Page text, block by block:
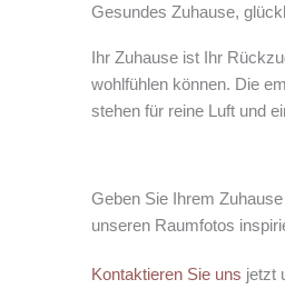
Gesundes Zuhause,
Ihr Zuhause ist Ihr
wohlfühlen können. Die
stehen für reine Luft und
Geben Sie Ihrem
unseren Raumfotos
Kontaktieren Sie uns jetzt